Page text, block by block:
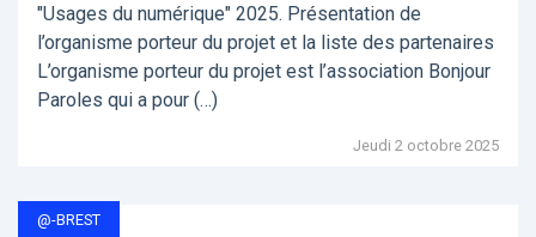
"Usages du numérique" 2025. Présentation de
l’organisme porteur du projet et la liste des partenaires
L’organisme porteur du projet est l’association Bonjour
Paroles qui a pour (…)
Jeudi 2 octobre 2025
@-BREST